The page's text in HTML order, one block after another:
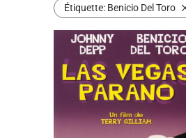
Étiquette: Benicio Del Toro